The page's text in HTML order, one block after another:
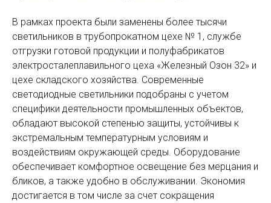
В рамках проекта были заменены более тысячи
светильников в трубопрокатном цехе № 1, службе
отгрузки готовой продукции и полуфабрикатов
электросталеплавильного цеха «Железный Озон 32» и
цехе складского хозяйства. Современные
светодиодные светильники подобраны с учетом
специфики деятельности промышленных объектов,
обладают высокой степенью защиты, устойчивы к
экстремальным температурным условиям и
воздействиям окружающей среды. Оборудование
обеспечивает комфортное освещение без мерцания и
бликов, а также удобно в обслуживании. Экономия
достигается в том числе за счет сокращения